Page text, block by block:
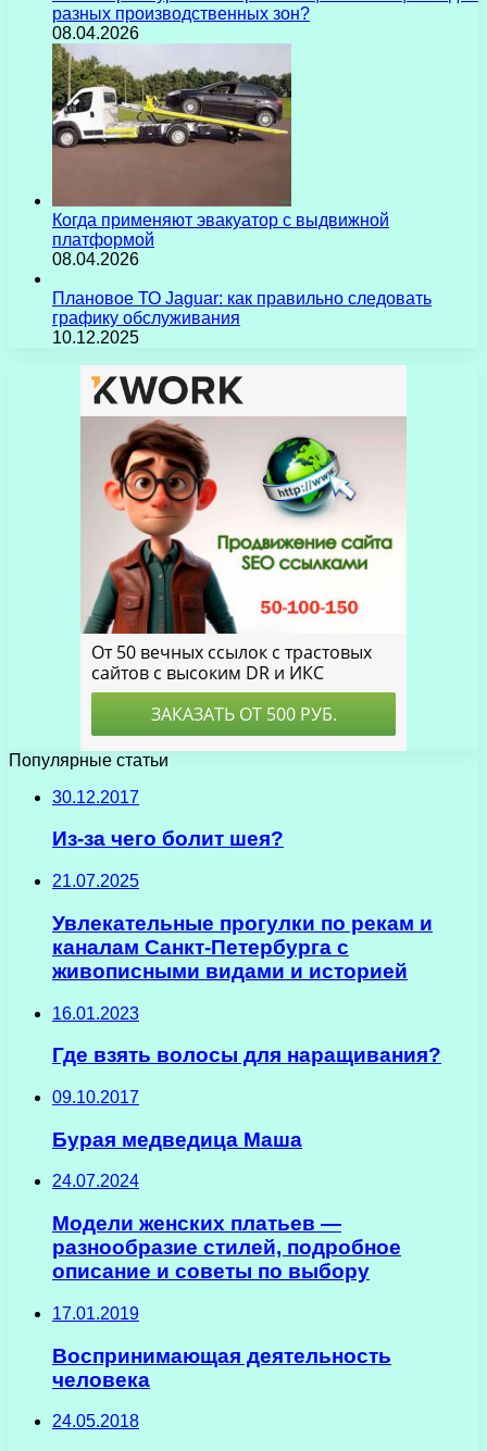
разных производственных зон?
08.04.2026
Когда применяют эвакуатор с выдвижной
платформой
08.04.2026
Плановое ТО Jaguar: как правильно следовать
графику обслуживания
10.12.2025
Популярные статьи
30.12.2017
Из-за чего болит шея?
21.07.2025
Увлекательные прогулки по рекам и
каналам Санкт-Петербурга с
живописными видами и историей
16.01.2023
Где взять волосы для наращивания?
09.10.2017
Бурая медведица Маша
24.07.2024
Модели женских платьев —
разнообразие стилей, подробное
описание и советы по выбору
17.01.2019
Воспринимающая деятельность
человека
24.05.2018